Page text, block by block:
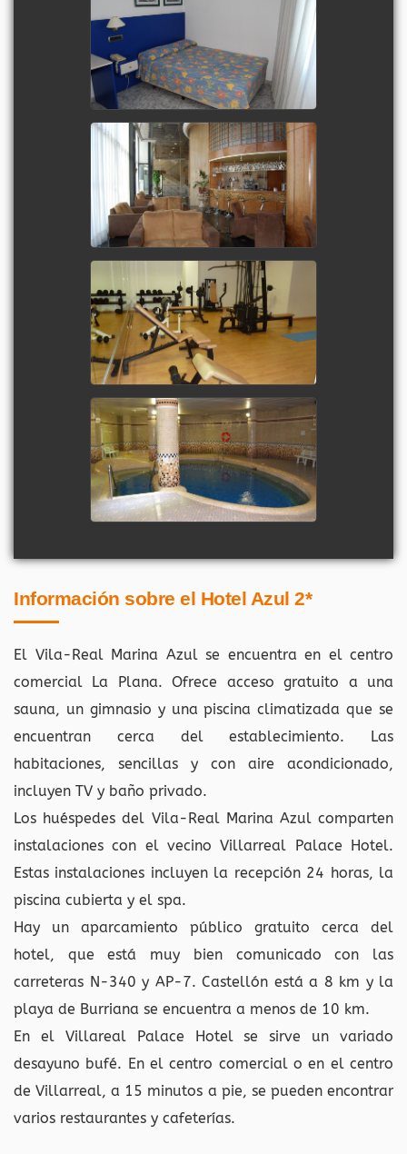
Información sobre el Hotel Azul 2*
El Vila-Real Marina Azul se encuentra en el centro
comercial La Plana. Ofrece acceso gratuito a una
sauna, un gimnasio y una piscina climatizada que se
encuentran cerca del establecimiento. Las
habitaciones, sencillas y con aire acondicionado,
incluyen TV y baño privado.
Los huéspedes del Vila-Real Marina Azul comparten
instalaciones con el vecino Villarreal Palace Hotel.
Estas instalaciones incluyen la recepción 24 horas, la
piscina cubierta y el spa.
Hay un aparcamiento público gratuito cerca del
hotel, que está muy bien comunicado con las
carreteras N-340 y AP-7. Castellón está a 8 km y la
playa de Burriana se encuentra a menos de 10 km.
En el Villareal Palace Hotel se sirve un variado
desayuno bufé. En el centro comercial o en el centro
de Villarreal, a 15 minutos a pie, se pueden encontrar
varios restaurantes y cafeterías.